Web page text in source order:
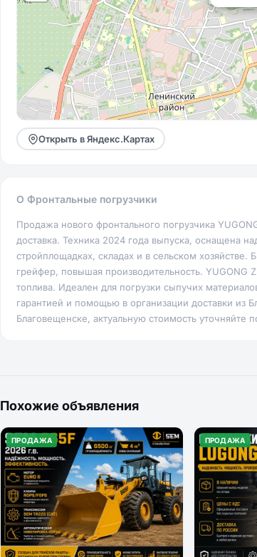
Открыть в Яндекс.Картах
О Фронтальные погрузчики
Продажа нового фронтального погрузчика
доставка. Техника 2024 года выпуска, оснащена
стройплощадках, складах и в сельском
грейфер, повышая производительность. YUGONG
топлива. Идеален для погрузки сыпучих
гарантией и помощью в организации доставки из
Благовещенске, актуальную стоимость
Похожие объявления
ПРОДАЖА ПРОДАЖА